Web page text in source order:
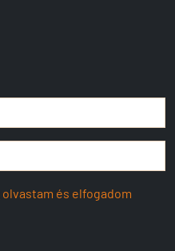
olvastam és elfogadom